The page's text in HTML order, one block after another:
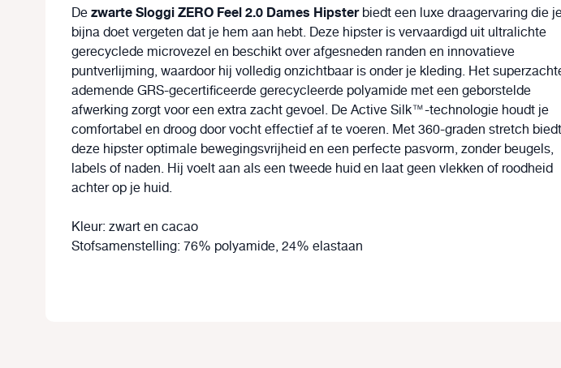
Dezwarte Sloggi ZERO Feel 2.0 Dames Hipsterbiedt een luxe draagervaring die
bijna doet vergeten dat je hem aan hebt. Deze hipster is vervaardigd uit ultralichte
gerecyclede microvezel en beschikt over afgesneden randen en innovatieve
puntverlijming, waardoor hij volledig onzichtbaar is onder je kleding. Het
ademende GRS-gecertificeerde gerecycleerde polyamide met een geborstelde
afwerking zorgt voor een extra zacht gevoel. De Active Silk™-technologie houdt je
comfortabel en droog door vocht effectief af te voeren. Met 360-graden stretch biedt
deze hipster optimale bewegingsvrijheid en een perfecte pasvorm, zonder beugels,
labels of naden. Hij voelt aan als een tweede huid en laat geen vlekken of roodheid
achter op je huid.
Kleur: zwart en cacao
Stofsamenstelling: 76% polyamide, 24% elastaan